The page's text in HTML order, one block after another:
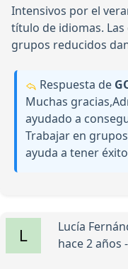
Intensivos por el
título de idiomas. Las
grupos reducidos
Respuesta de
Muchas
ayudado a
Trabajar en
ayuda a tener
Lucía
hace 2 años -